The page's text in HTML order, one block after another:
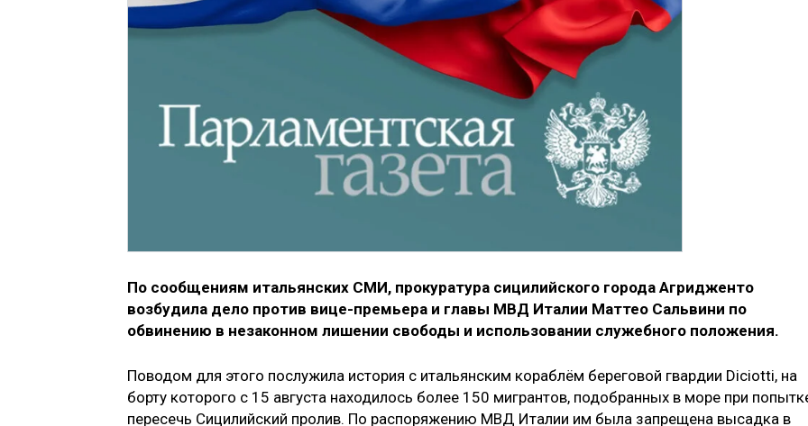
По сообщениям итальянских СМИ, прокуратура сицилийского города Агридженто
возбудила дело против вице-премьера и главы МВД Италии Маттео Сальвини по
обвинению в незаконном лишении свободы и использовании служебного положения.
Поводом для этого послужила история с итальянским кораблём береговой гвардии Diciotti, на
борту которого с 15 августа находилось более 150 мигрантов, подобранных в море при
пересечь Сицилийский пролив. По распоряжению МВД Италии им была запрещена высадка в